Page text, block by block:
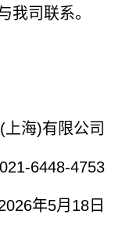
司联系。
上海)有限公司
6448-4753
年5月18日